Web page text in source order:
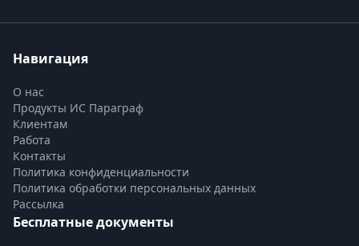
Навигация
О нас
Продукты ИС Параграф
Клиентам
Работа
Контакты
Политика конфиденциальности
Политика обработки персональных данных
Рассылка
Бесплатные документы